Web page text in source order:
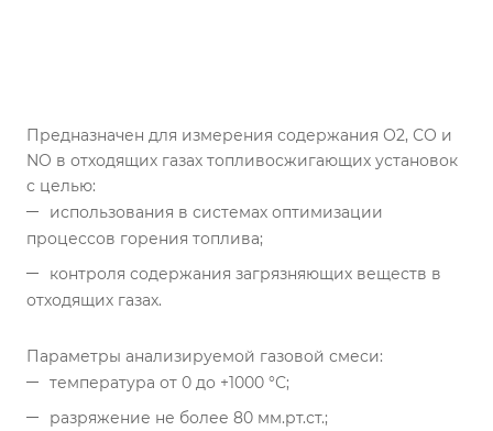
Предназначен для измерения содержания О2, СО и
NO в отходящих газах топливосжигающих установок
с целью:
использования в системах оптимизации
процессов горения топлива;
контроля содержания загрязняющих веществ в
отходящих газах.
Параметры анализируемой газовой смеси:
температура от 0 до +1000 °С;
разряжение не более 80 мм.рт.ст.;